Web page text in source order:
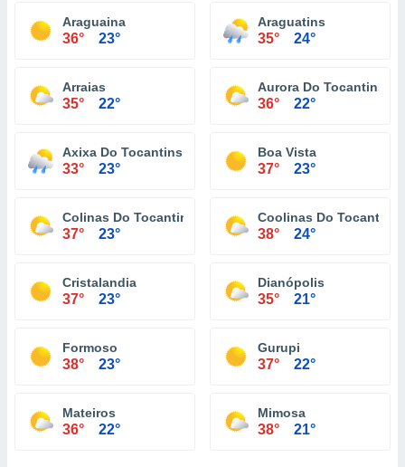
Araguaina
36° 23°
Araguatins
35° 24°
Arraias
35° 22°
Aurora Do Tocantins
36° 22°
Axixa Do Tocantins
33° 23°
Boa Vista
37° 23°
Colinas Do Tocantins
37° 23°
Coolinas Do Tocantins
38° 24°
Cristalandia
37° 23°
Dianópolis
35° 21°
Formoso
38° 23°
Gurupi
37° 22°
Mateiros
36° 22°
Mimosa
38° 21°